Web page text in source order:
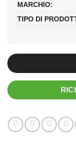
MARCHIO:
TIPO DI